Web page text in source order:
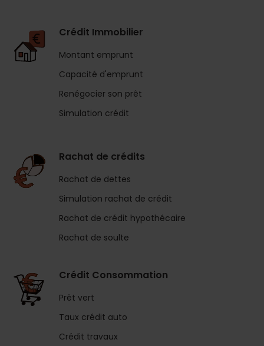
Crédit Immobilier
Montant emprunt
Capacité d'emprunt
Renégocier son prêt
Simulation crédit
Rachat de crédits
Rachat de dettes
Simulation rachat de crédit
Rachat de crédit hypothécaire
Rachat de soulte
Crédit Consommation
Prêt vert
Taux crédit auto
Crédit travaux